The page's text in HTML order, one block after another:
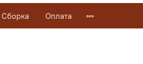
Сборка Оплата